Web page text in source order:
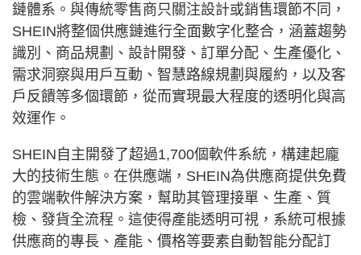
鏈體系。與傳統零售商只關注設計或銷售環節不同，
SHEIN將整個供應鏈進行全面數字化整合，涵蓋趨勢
識別、商品規劃、設計開發、訂單分配、生產優化、
需求洞察與用戶互動、智慧路線規劃與履約，以及客
戶反饋等多個環節，從而實現最大程度的透明化與高
效運作。
SHEIN自主開發了超過1,700個軟件系統，構建起龐
大的技術生態。在供應端，SHEIN為供應商提供免費
的雲端軟件解決方案，幫助其管理接單、生產、質
檢、發貨全流程。這使得產能透明可視，系統可根據
供應商的專長、產能、價格等要素自動智能分配訂